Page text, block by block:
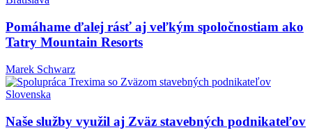
Pomáhame ďalej rásť aj veľkým spoločnostiam ako
Tatry Mountain Resorts
Marek Schwarz
Naše služby využil aj Zväz stavebných podnikateľov